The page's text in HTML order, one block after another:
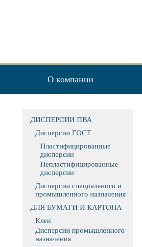
О компании
ДИСПЕРСИИ ПВА
Дисперсии ГОСТ
Пластифицированные
дисперсии
Непластифицированные
дисперсии
Дисперсии специального и
промышленного назначения
ДЛЯ БУМАГИ И КАРТОНА
Клеи
Дисперсии промышленного
назначения